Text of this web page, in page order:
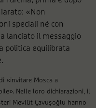
«Non
speciali né con
lanciato il messaggio
politica equilibrata
«invitare Mosca a
Nelle loro dichiarazioni, il
Mevlüt Çavuşoğlu hanno